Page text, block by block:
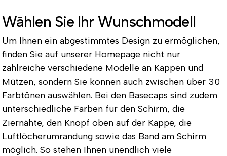
Wählen Sie Ihr Wunschmodell
Um Ihnen ein abgestimmtes Design zu ermöglichen,
finden Sie auf unserer Homepage nicht nur
zahlreiche verschiedene Modelle an Kappen und
Mützen, sondern Sie können auch zwischen über 30
Farbtönen auswählen. Bei den Basecaps sind zudem
unterschiedliche Farben für den Schirm, die
Ziernähte, den Knopf oben auf der Kappe, die
Luftlöcherumrandung sowie das Band am Schirm
möglich. So stehen Ihnen unendlich viele